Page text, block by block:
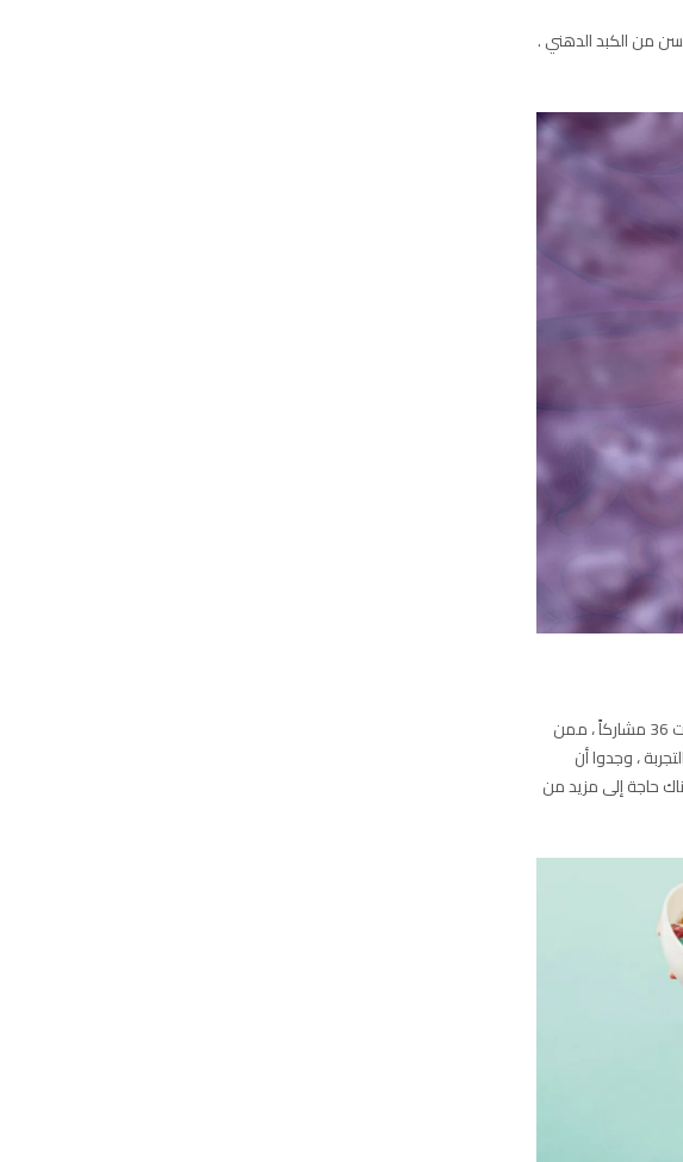
من زيادة الوزن . أن تناول مستخلص الكركديه لمدة 12 أسبوعاً يحسن من الكبد الدهني .
. ويحمي من السمنة. في إحدى الدراسات التي ضمت 36 مشاركاً ، ممن
والمجموعة الثانية دواءً وهمياً . بعد 12 أسبوعاً من التجربة ، وجدوا أن
حاجة إلى مزيد من